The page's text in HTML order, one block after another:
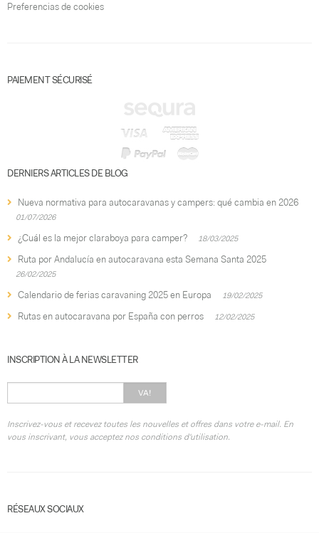
Preferencias de cookies
PAIEMENT SÉCURISÉ
DERNIERS ARTICLES DE BLOG
Nueva normativa para autocaravanas y campers: qué cambia en 2026
01/07/2026
¿Cuál es la mejor claraboya para camper? 18/03/2025
Ruta por Andalucía en autocaravana esta Semana Santa 2025
26/02/2025
Calendario de ferias caravaning 2025 en Europa 19/02/2025
Rutas en autocaravana por España con perros 12/02/2025
INSCRIPTION À LA NEWSLETTER
VA!
Inscrivez-vous et recevez toutes les nouvelles et offres dans votre e-mail. En
vous inscrivant, vous acceptez nos conditions d'utilisation.
RÉSEAUX SOCIAUX